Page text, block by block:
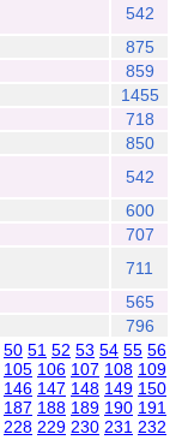
542
875
859
1455
718
850
542
600
707
711
565
796
50 51 52 53 54 55 56
105 106 107 108 109
146 147 148 149 150
187 188 189 190 191
228 229 230 231 232